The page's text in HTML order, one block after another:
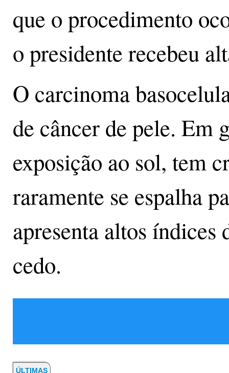
que o procedimento
o presidente recebeu
O carcinoma
de câncer de pele. Em
exposição ao sol, tem
raramente se espalha
apresenta altos
cedo.
ÚLTIMAS